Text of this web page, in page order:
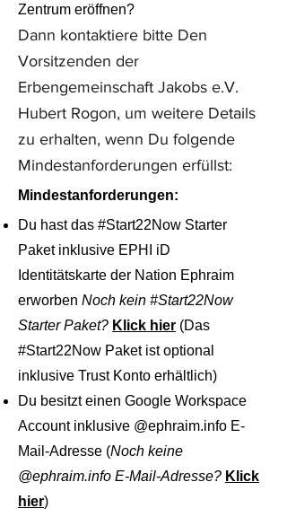
Zentrum eröffnen?
Dann kontaktiere bitte Den
Vorsitzenden der
Erbengemeinschaft Jakobs e.V.
Hubert Rogon, um weitere Details
zu erhalten, wenn Du folgende
Mindestanforderungen erfüllst:
Mindestanforderungen:
Du hast das #Start22Now Starter
Paket inklusive EPHI iD
Identitätskarte der Nation Ephraim
erworben Noch kein #Start22Now
Starter Paket? Klick hier (Das
#Start22Now Paket ist optional
inklusive Trust Konto erhältlich)
Du besitzt einen Google Workspace
Account inklusive @ephraim.info E-
Mail-Adresse (Noch keine
@ephraim.info E-Mail-Adresse? Klick
hier)